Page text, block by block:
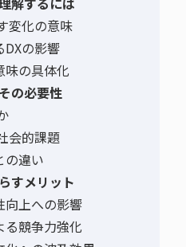
変化の意味
DXの影響
味の具体化
の必要性
会的課題
の違い
すメリット
向上への影響
る競争力強化